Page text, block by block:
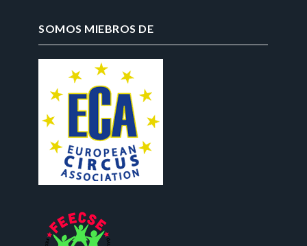
SOMOS MIEBROS DE